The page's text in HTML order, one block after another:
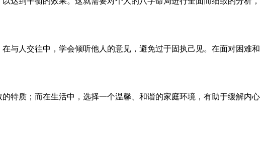
与人交往中，学会倾听他人的意见，避免过于固执己见。在面对困难和
特质；而在生活中，选择一个温馨、和谐的家庭环境，有助于缓解内心